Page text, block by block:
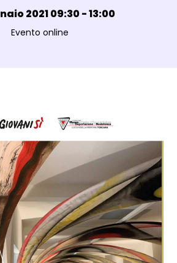
ora:2021 09:30 - 13:00
Luogo:
Evento online